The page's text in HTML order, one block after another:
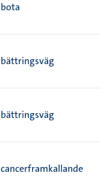
bota
bättringsväg
bättringsväg
cancerframkallande